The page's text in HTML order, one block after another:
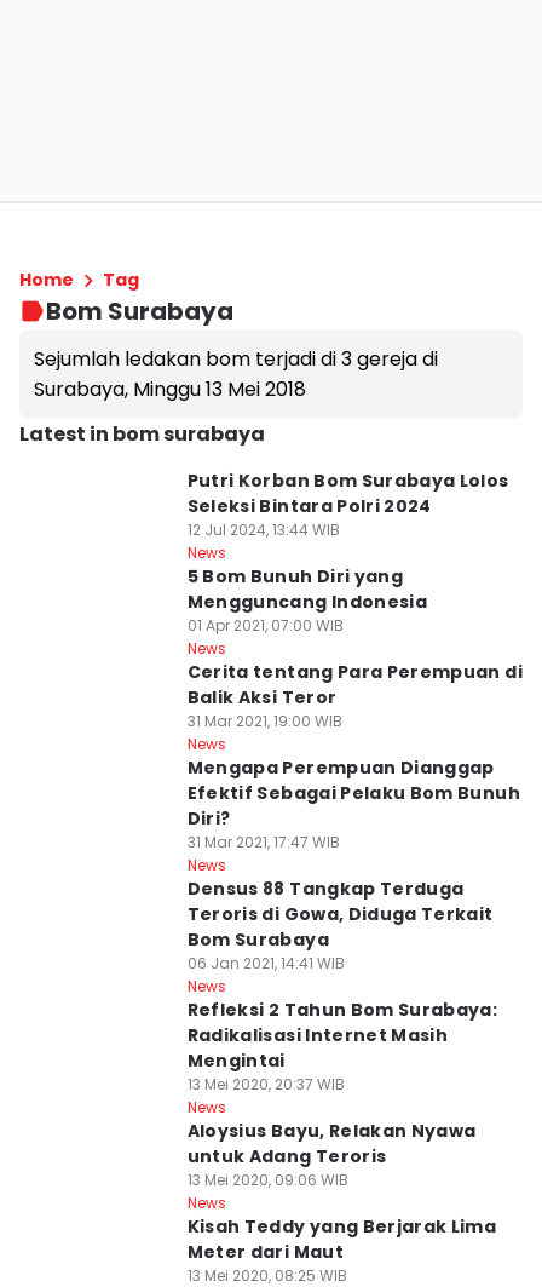
Home Tag
Bom Surabaya
Sejumlah ledakan bom terjadi di 3 gereja di
Surabaya, Minggu 13 Mei 2018
Latest in bom surabaya
Putri Korban Bom Surabaya Lolos
Seleksi Bintara Polri 2024
12 Jul 2024, 13:44 WIB
News
5 Bom Bunuh Diri yang
Mengguncang Indonesia
01 Apr 2021, 07:00 WIB
News
Cerita tentang Para Perempuan di
Balik Aksi Teror
31 Mar 2021, 19:00 WIB
News
Mengapa Perempuan Dianggap
Efektif Sebagai Pelaku Bom Bunuh
Diri?
31 Mar 2021, 17:47 WIB
News
Densus 88 Tangkap Terduga
Teroris di Gowa, Diduga Terkait
Bom Surabaya
06 Jan 2021, 14:41 WIB
News
Refleksi 2 Tahun Bom Surabaya:
Radikalisasi Internet Masih
Mengintai
13 Mei 2020, 20:37 WIB
News
Aloysius Bayu, Relakan Nyawa
untuk Adang Teroris
13 Mei 2020, 09:06 WIB
News
Kisah Teddy yang Berjarak Lima
Meter dari Maut
13 Mei 2020, 08:25 WIB